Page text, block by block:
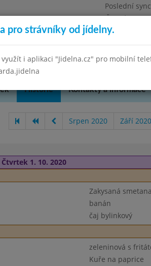
Poslední
Čtvrtek
Hlubočepy, Hlubočepská 90,
Historie Kontakty a informace
Srpen 2020 Září 2020
Čtvrtek 1. 10. 2020
Zakysaná
banán
čaj bylinkový
zeleninová s
Kuře na paprice
pro strávníky od jídelny.
i aplikaci "Jidelna.cz" pro mobilní